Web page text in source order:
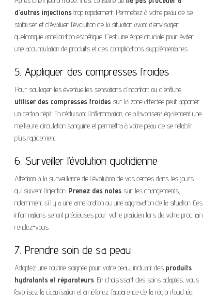
d’autres injections trop rapidement. Permettez à votre peau de se
stabiliser et d’évaluer l’évolution de la situation avant d’envisager
quelconque amélioration esthétique. C’est une étape cruciale pour éviter
une accumulation de produits et des complications supplémentaires.
5. Appliquer des compresses froides
Pour soulager les éventuelles sensations d’inconfort ou d’enflure,
utiliser des compresses froides sur la zone affectée peut apporter
un certain répit. En réduisant l’inflammation, cela favorisera également une
meilleure circulation sanguine et permettra à votre peau de se rétablir
plus rapidement.
6. Surveiller l’évolution quotidienne
Attention à la surveillance de l’évolution de vos cernes dans les jours
qui suivent l’injection. Prenez des notes sur les changements,
notamment s’il y a une amélioration ou une aggravation de la situation. Ces
informations seront précieuses pour votre praticien lors de votre prochain
rendez-vous.
7. Prendre soin de sa peau
Adoptez une routine soignée pour votre peau, incluant des produits
hydratants et réparateurs. En choisissant des soins adaptés, vous
favorisez la cicatrisation et améliorez l’apparence de la région touchée.